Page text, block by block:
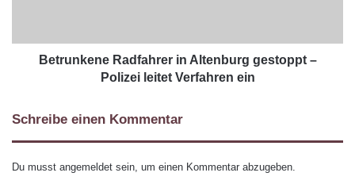
Betrunkene Radfahrer in Altenburg gestoppt –
Polizei leitet Verfahren ein
Schreibe einen Kommentar
Du musst angemeldet sein, um einen Kommentar abzugeben.